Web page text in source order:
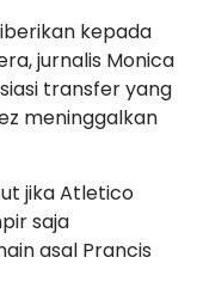
kepada
jurnalis Monica
transfer yang
meninggalkan
jika Atletico
saja
asal Prancis